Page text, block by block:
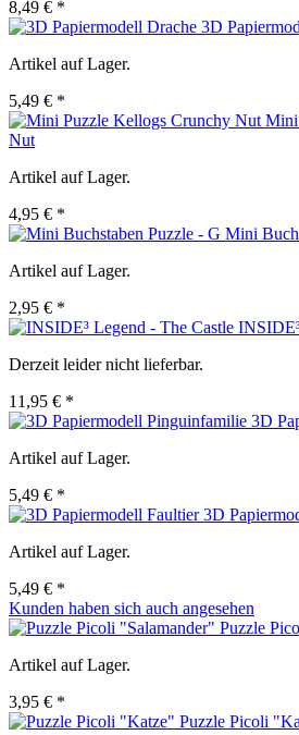
8,49 € *
3D
Artikel auf Lager.
5,49 € *
Mini
Nut
Artikel auf Lager.
4,95 € *
Mini
Artikel auf Lager.
2,95 € *
Derzeit leider nicht lieferbar.
11,95 € *
3D
Artikel auf Lager.
5,49 € *
3D
Artikel auf Lager.
5,49 € *
Kunden haben sich auch angesehen
Puzzle
Artikel auf Lager.
3,95 € *
Puzzle Picoli